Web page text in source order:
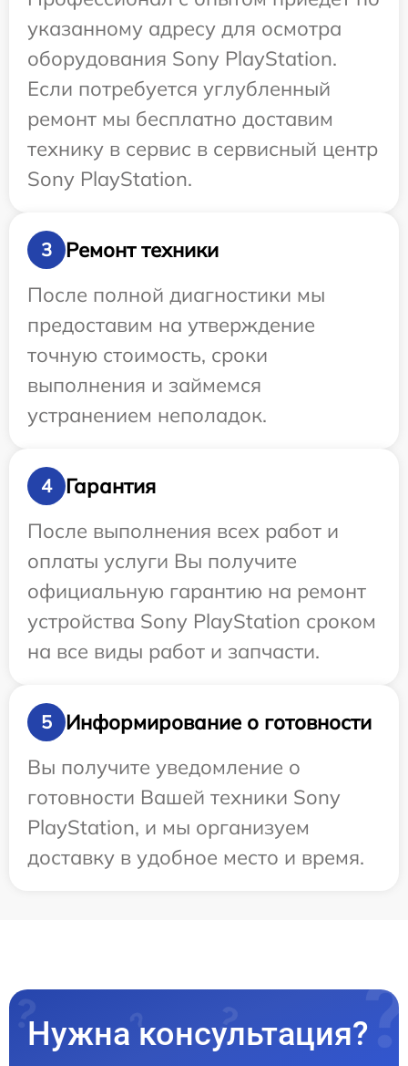
указанному адресу для осмотра
оборудования Sony PlayStation.
Если потребуется углубленный
ремонт мы бесплатно доставим
технику в сервис в сервисный центр
Sony PlayStation.
3
Ремонт техники
После полной диагностики мы
предоставим на утверждение
точную стоимость, сроки
выполнения и займемся
устранением неполадок.
4
Гарантия
После выполнения всех работ и
оплаты услуги Вы получите
официальную гарантию на ремонт
устройства Sony PlayStation сроком
на все виды работ и запчасти.
5
Информирование о готовности
Вы получите уведомление о
готовности Вашей техники Sony
PlayStation, и мы организуем
доставку в удобное место и время.
Нужна консультация?